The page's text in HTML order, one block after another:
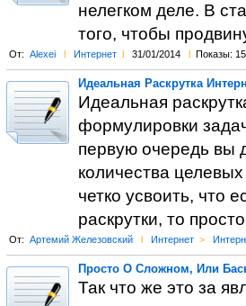
нелегком деле. В
того, чтобы
От: Alexei l Интернет l 31/01/2014 l Показы: 15
Идеальная Раскрутка
Идеальная
формулировки
первую очередь вы
количества
четко усвоить, что
раскрутки, то
От: Артемий Железовский l Интернет >
Просто О Сложном, Или
Так что же это за